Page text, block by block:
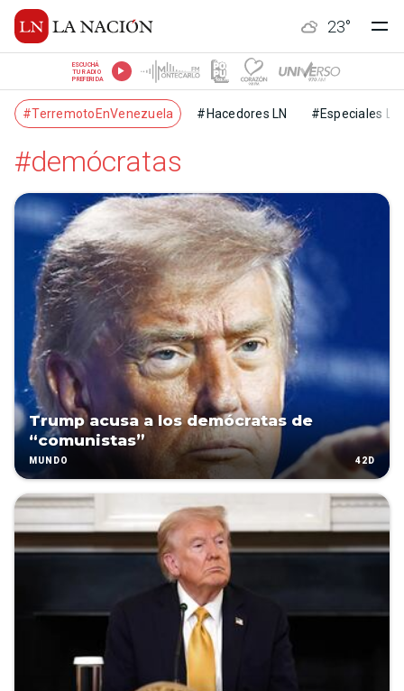
23°
ESCUCHÁ
TU RADIO
PREFERIDA
#TerremotoEnVenezuela #Hacedores LN #Especiales LN
#demócratas
Trump acusa a los demócratas de
“comunistas”
MUNDO 42D